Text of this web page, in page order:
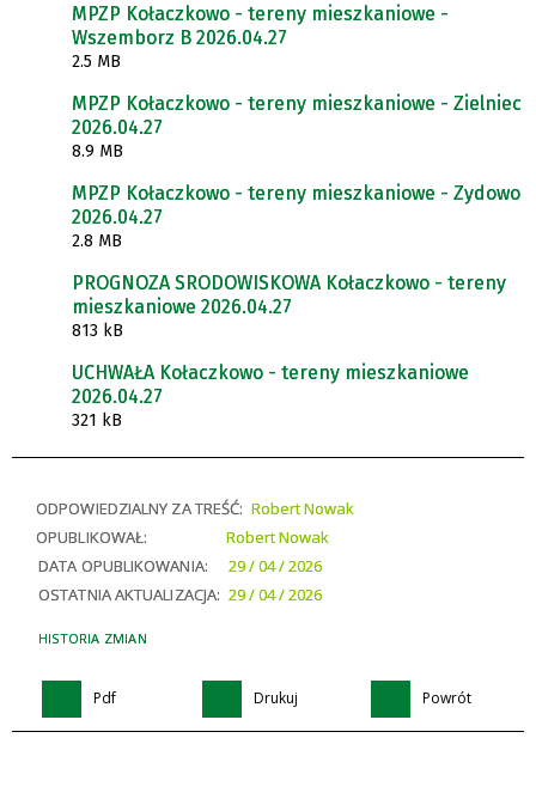
MPZP Kołaczkowo - tereny mieszkaniowe -
Wszemborz B 2026.04.27
2.5 MB
MPZP Kołaczkowo - tereny mieszkaniowe - Zielniec
2026.04.27
8.9 MB
MPZP Kołaczkowo - tereny mieszkaniowe - Zydowo
2026.04.27
2.8 MB
PROGNOZA SRODOWISKOWA Kołaczkowo - tereny
mieszkaniowe 2026.04.27
813 kB
UCHWAŁA Kołaczkowo - tereny mieszkaniowe
2026.04.27
321 kB
ODPOWIEDZIALNY ZA TREŚĆ: Robert Nowak
OPUBLIKOWAŁ:
Robert Nowak
DATA OPUBLIKOWANIA:
29 / 04 / 2026
OSTATNIA AKTUALIZACJA: 29 / 04 / 2026
HISTORIA ZMIAN
Pdf Drukuj Powrót